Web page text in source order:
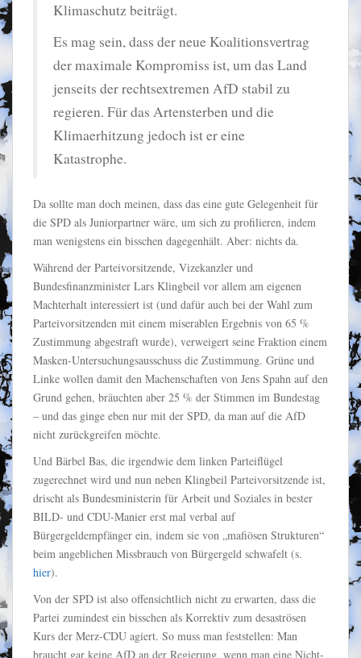
Klimaschutz beiträgt.
Es mag sein, dass der neue Koalitionsvertrag
der maximale Kompromiss ist, um das Land
jenseits der rechtsextremen AfD stabil zu
regieren. Für das Artensterben und die
Klimaerhitzung jedoch ist er eine
Katastrophe.
Da sollte man doch meinen, dass das eine gute Gelegenheit für
die SPD als Juniorpartner wäre, um sich zu profilieren, indem
man wenigstens ein bisschen dagegenhält. Aber: nichts da.
Während der Parteivorsitzende, Vizekanzler und
Bundesfinanzminister Lars Klingbeil vor allem am eigenen
Machterhalt interessiert ist (und dafür auch bei der Wahl zum
Parteivorsitzenden mit einem miserablen Ergebnis von 65 %
Zustimmung abgestraft wurde), verweigert seine Fraktion einem
Masken-Untersuchungsausschuss die Zustimmung. Grüne und
Linke wollen damit den Machenschaften von Jens Spahn auf den
Grund gehen, bräuchten aber 25 % der Stimmen im Bundestag
– und das ginge eben nur mit der SPD, da man auf die AfD
nicht zurückgreifen möchte.
Und Bärbel Bas, die irgendwie dem linken Parteiflügel
zugerechnet wird und nun neben Klingbeil Parteivorsitzende ist,
drischt als Bundesministerin für Arbeit und Soziales in bester
BILD- und CDU-Manier erst mal verbal auf
Bürgergeldempfänger ein, indem sie von „mafiösen Strukturen“
beim angeblichen Missbrauch von Bürgergeld schwafelt (s.
hier).
Von der SPD ist also offensichtlich nicht zu erwarten, dass die
Partei zumindest ein bisschen als Korrektiv zum desaströsen
Kurs der Merz-CDU agiert. So muss man feststellen: Man
braucht gar keine AfD an der Regierung, wenn man eine Nicht-